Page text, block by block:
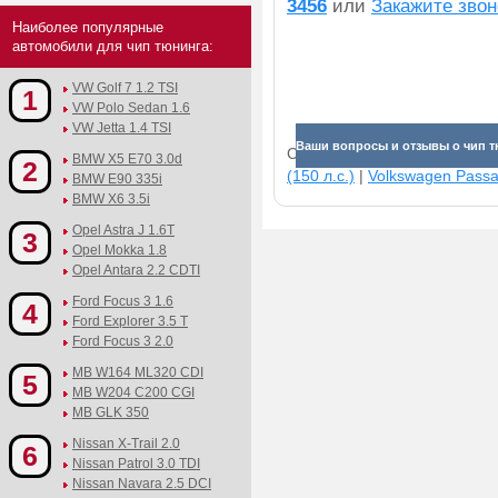
3456 или Закажите
Ваши вопросы и отзывы о чип
Смотрите прибавки для
(150 л.с.) | Volkswagen
Наиболее популярные
автомобили для чип тюнинга:
1
VW Golf 7 1.2 TSI
VW Polo Sedan 1.6
VW Jetta 1.4 TSI
2
BMW X5 E70 3.0d
BMW E90 335i
BMW X6 3.5i
3
Opel Astra J 1.6T
Opel Mokka 1.8
Opel Antara 2.2 CDTI
4
Ford Focus 3 1.6
Ford Explorer 3.5 T
Ford Focus 3 2.0
5
MB W164 ML320 CDI
MB W204 C200 CGI
MB GLK 350
6
Nissan X-Trail 2.0
Nissan Patrol 3.0 TDI
Nissan Navara 2.5 DCI